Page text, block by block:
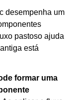
desempenha um
pastoso ajuda
está
formar uma